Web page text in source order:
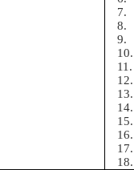
7.
8.
9.
10.
11.
12.
13.
14.
15.
16.
17.
18.